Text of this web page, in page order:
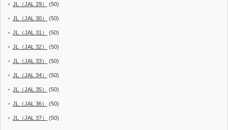
JL（JAL 29） (50)
JL（JAL 30） (50)
JL（JAL 31） (50)
JL（JAL 32） (50)
JL（JAL 33） (50)
JL（JAL 34） (50)
JL（JAL 35） (50)
JL（JAL 36） (50)
JL（JAL 37） (50)